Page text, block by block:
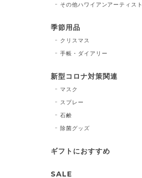
その他ハワイアンアーティスト
季節用品
クリスマス
手帳・ダイアリー
新型コロナ対策関連
マスク
スプレー
石鹸
除菌グッズ
ギフトにおすすめ
SALE